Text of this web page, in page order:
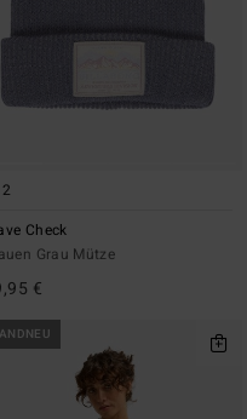
2
Check
Grau Mütze
€